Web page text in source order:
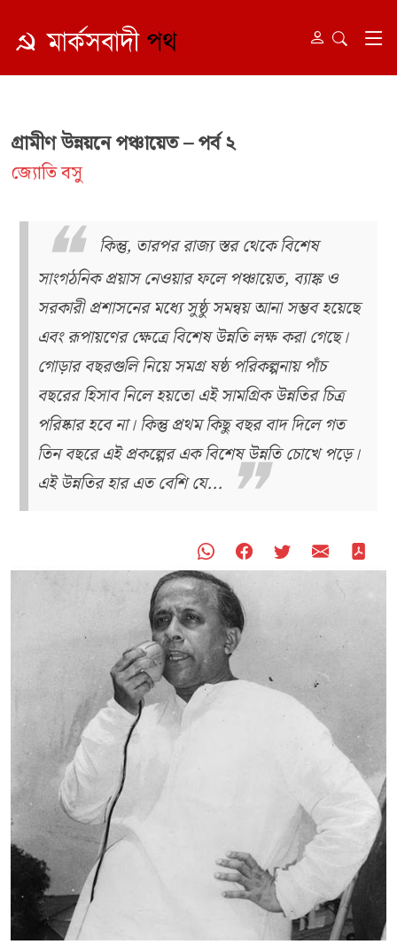
গ্রামীণ উন্নয়নে পঞ্চায়েত – পর্ব ২
জ্যোতি বসু
কিন্তু, তারপর রাজ্য স্তর থেকে বিশেষ
সাংগঠনিক প্রয়াস নেওয়ার ফলে পঞ্চায়েত, ব্যাঙ্ক ও
সরকারী প্রশাসনের মধ্যে সুষ্ঠু সমন্বয় আনা সম্ভব হয়েছে
এবং রূপায়ণের ক্ষেত্রে বিশেষ উন্নতি লক্ষ করা গেছে।
গোড়ার বছরগুলি নিয়ে সমগ্র ষষ্ঠ পরিকল্পনায় পাঁচ
বছরের হিসাব নিলে হয়তো এই সামগ্রিক উন্নতির চিত্র
পরিষ্কার হবে না। কিন্তু প্রথম কিছু বছর বাদ দিলে গত
তিন বছরে এই প্রকল্পের এক বিশেষ উন্নতি চোখে পড়ে।
এই উন্নতির হার এত বেশি যে...